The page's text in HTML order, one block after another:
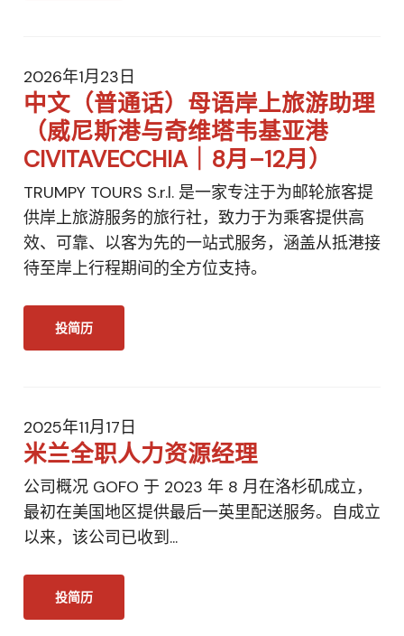
2026年1月23日
中文（普通话）母语岸上旅游助理
（威尼斯港与奇维塔韦基亚港
CIVITAVECCHIA｜8月–12月）
TRUMPY TOURS S.r.l. 是一家专注于为邮轮旅客提
供岸上旅游服务的旅行社，致力于为乘客提供高
效、可靠、以客为先的一站式服务，涵盖从抵港接
待至岸上行程期间的全方位支持。
投简历
2025年11月17日
米兰全职人力资源经理
公司概况 GOFO 于 2023 年 8 月在洛杉矶成立，
最初在美国地区提供最后一英里配送服务。自成立
以来，该公司已收到...
投简历